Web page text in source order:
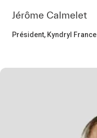
Jérôme Calmelet
Président, Kyndryl France